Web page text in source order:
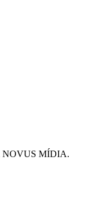
NOVUS MÍDIA.